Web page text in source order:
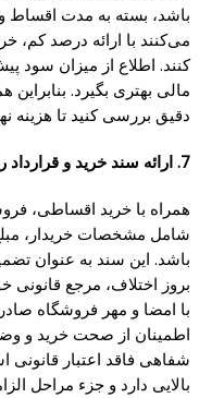
باشد، بسته به مدت
می‌کنند با ارائه درصد
کنند. اطلاع از میزان سود
مالی بهتری بگیرد.
دقیق بررسی کنید تا هزینه
7. ارائه سند خرید و قرارداد رسمی
همراه با خرید اقساطی،
شامل مشخصات خریدار،
باشد. این سند به عنوان
بروز اختلاف، مرجع قانونی
با امضا و مهر فروشگاه
اطمینان از صحت خرید و
شفاهی فاقد اعتبار
بالایی دارد و جزء مراحل